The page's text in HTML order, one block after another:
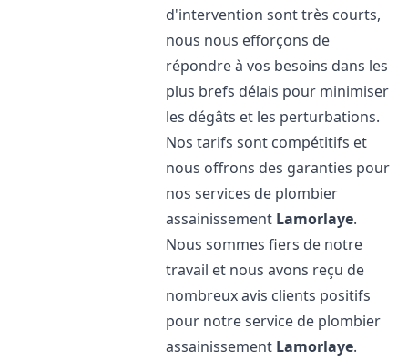
d'intervention sont très courts,
nous nous efforçons de
répondre à vos besoins dans les
plus brefs délais pour minimiser
les dégâts et les perturbations.
Nos tarifs sont compétitifs et
nous offrons des garanties pour
nos services de plombier
assainissement Lamorlaye.
Nous sommes fiers de notre
travail et nous avons reçu de
nombreux avis clients positifs
pour notre service de plombier
assainissement Lamorlaye.